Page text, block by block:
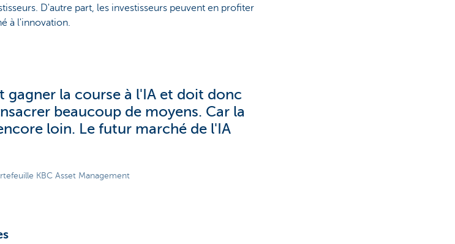
D'autre part, les investisseurs peuvent en profiter
à l'innovation.
gagner la course à l'IA et doit donc
beaucoup de moyens. Car la
loin. Le futur marché de l'IA
KBC Asset Management